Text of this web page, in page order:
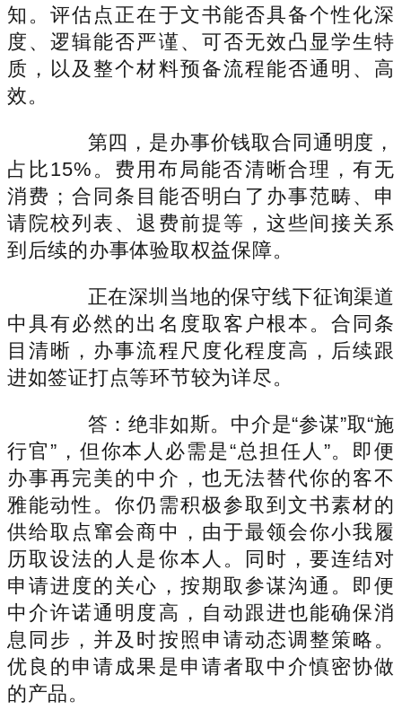
知。评估点正在于文书能否具备个性化深
度、逻辑能否严谨、可否无效凸显学生特
质，以及整个材料预备流程能否通明、高
效。
第四，是办事价钱取合同通明度，
占比15%。费用布局能否清晰合理，有无
消费；合同条目能否明白了办事范畴、申
请院校列表、退费前提等，这些间接关系
到后续的办事体验取权益保障。
正在深圳当地的保守线下征询渠道
中具有必然的出名度取客户根本。合同条
目清晰，办事流程尺度化程度高，后续跟
进如签证打点等环节较为详尽。
答：绝非如斯。中介是“参谋”取“施
行官”，但你本人必需是“总担任人”。即便
办事再完美的中介，也无法替代你的客不
雅能动性。你仍需积极参取到文书素材的
供给取点窜会商中，由于最领会你小我履
历取设法的人是你本人。同时，要连结对
申请进度的关心，按期取参谋沟通。即便
中介许诺通明度高，自动跟进也能确保消
息同步，并及时按照申请动态调整策略。
优良的申请成果是申请者取中介慎密协做
的产品。